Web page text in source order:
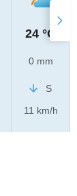
24 °C
0 mm
S
11 km/h